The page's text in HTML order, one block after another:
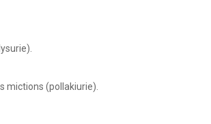
(pollakiurie).